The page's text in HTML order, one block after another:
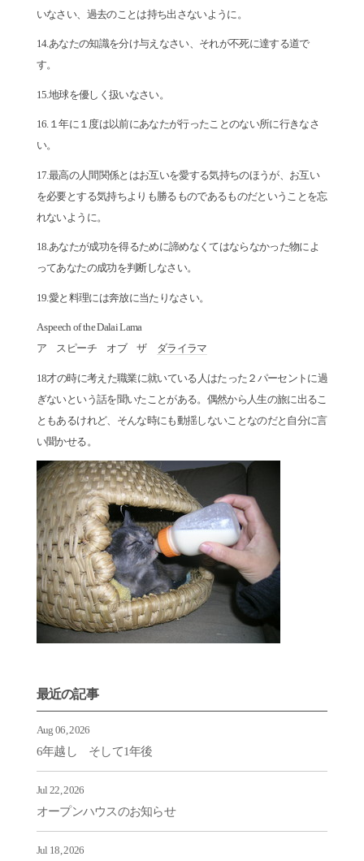
いなさい、過去のことは持ち出さないように。
14.あなたの知識を分け与えなさい、それが不死に達する道で
す。
15.地球を優しく扱いなさい。
16.１年に１度は以前にあなたが行ったことのない所に行きなさ
い。
17.最高の人間関係とはお互いを愛する気持ちのほうが、お互い
を必要とする気持ちよりも勝るものであるものだということを忘
れないように。
18.あなたが成功を得るために諦めなくてはならなかった物によ
ってあなたの成功を判断しなさい。
19.愛と料理には奔放に当たりなさい。
A speech of the Dalai Lama
ア スピーチ オブ ザ ダライラマ
18才の時に考えた職業に就いている人はたった２パーセントに過
ぎないという話を聞いたことがある。偶然から人生の旅に出るこ
ともあるけれど、そんな時にも動揺しないことなのだと自分に言
い聞かせる。
最近の記事
Aug 06, 2026
6年越し そして1年後
Jul 22, 2026
オープンハウスのお知らせ
Jul 18, 2026